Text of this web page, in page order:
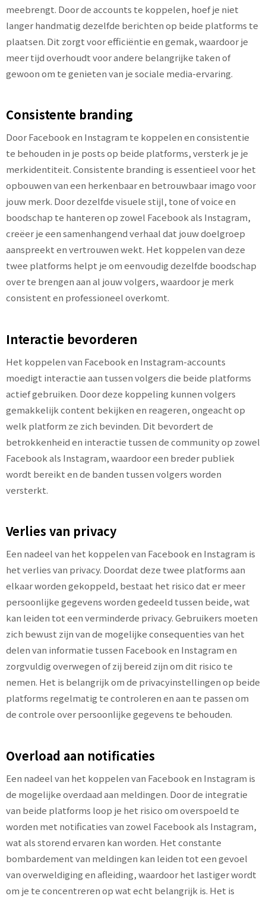
meebrengt. Door de accounts te koppelen, hoef je niet
langer handmatig dezelfde berichten op beide platforms te
plaatsen. Dit zorgt voor efficiëntie en gemak, waardoor je
meer tijd overhoudt voor andere belangrijke taken of
gewoon om te genieten van je sociale media-ervaring.
Consistente branding
Door Facebook en Instagram te koppelen en consistentie
te behouden in je posts op beide platforms, versterk je je
merkidentiteit. Consistente branding is essentieel voor het
opbouwen van een herkenbaar en betrouwbaar imago voor
jouw merk. Door dezelfde visuele stijl, tone of voice en
boodschap te hanteren op zowel Facebook als Instagram,
creëer je een samenhangend verhaal dat jouw doelgroep
aanspreekt en vertrouwen wekt. Het koppelen van deze
twee platforms helpt je om eenvoudig dezelfde boodschap
over te brengen aan al jouw volgers, waardoor je merk
consistent en professioneel overkomt.
Interactie bevorderen
Het koppelen van Facebook en Instagram-accounts
moedigt interactie aan tussen volgers die beide platforms
actief gebruiken. Door deze koppeling kunnen volgers
gemakkelijk content bekijken en reageren, ongeacht op
welk platform ze zich bevinden. Dit bevordert de
betrokkenheid en interactie tussen de community op zowel
Facebook als Instagram, waardoor een breder publiek
wordt bereikt en de banden tussen volgers worden
versterkt.
Verlies van privacy
Een nadeel van het koppelen van Facebook en Instagram is
het verlies van privacy. Doordat deze twee platforms aan
elkaar worden gekoppeld, bestaat het risico dat er meer
persoonlijke gegevens worden gedeeld tussen beide, wat
kan leiden tot een verminderde privacy. Gebruikers moeten
zich bewust zijn van de mogelijke consequenties van het
delen van informatie tussen Facebook en Instagram en
zorgvuldig overwegen of zij bereid zijn om dit risico te
nemen. Het is belangrijk om de privacyinstellingen op beide
platforms regelmatig te controleren en aan te passen om
de controle over persoonlijke gegevens te behouden.
Overload aan notificaties
Een nadeel van het koppelen van Facebook en Instagram is
de mogelijke overdaad aan meldingen. Door de integratie
van beide platforms loop je het risico om overspoeld te
worden met notificaties van zowel Facebook als Instagram,
wat als storend ervaren kan worden. Het constante
bombardement van meldingen kan leiden tot een gevoel
van overweldiging en afleiding, waardoor het lastiger wordt
om je te concentreren op wat echt belangrijk is. Het is